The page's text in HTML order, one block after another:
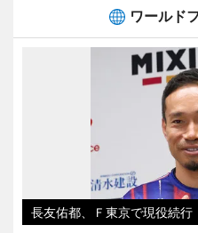
ワールド
長友佑都、Ｆ東京で現役続